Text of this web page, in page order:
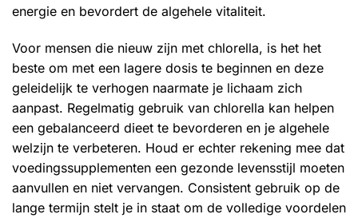
energie en bevordert de algehele vitaliteit.
Voor mensen die nieuw zijn met chlorella, is het het
beste om met een lagere dosis te beginnen en deze
geleidelijk te verhogen naarmate je lichaam zich
aanpast. Regelmatig gebruik van chlorella kan helpen
een gebalanceerd dieet te bevorderen en je algehele
welzijn te verbeteren. Houd er echter rekening mee dat
voedingssupplementen een gezonde levensstijl moeten
aanvullen en niet vervangen. Consistent gebruik op de
lange termijn stelt je in staat om de volledige voordelen